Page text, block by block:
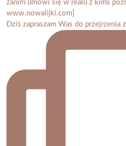
Dziś zapraszam Was do przejrzenia